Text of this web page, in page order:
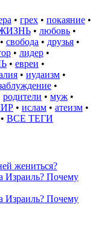
• грех • покаяние •
• любовь •
• свобода • друзья •
• лидер •
• евреи •
• иудаизм •
•
родители • муж •
• ислам • атеизм •
• ВСЕ ТЕГИ
жениться?
Израиль? Почему
Израиль? Почему